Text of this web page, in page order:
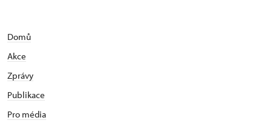
Domů
Akce
Zprávy
Publikace
Pro média